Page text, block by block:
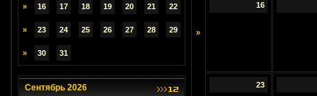
» 16 17 18 19 20 21 22
» 23 24 25 26 27 28 29
» 30 31
Сентябрь 2026
»
16
23